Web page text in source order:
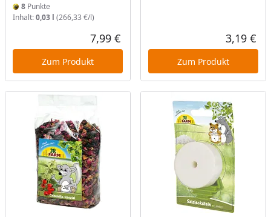
8 Punkte
Inhalt:0,03 l (266,33 €/l)
Aktueller Preis
7,99 €
Zum Produkt
3,19 €
Zum Produkt